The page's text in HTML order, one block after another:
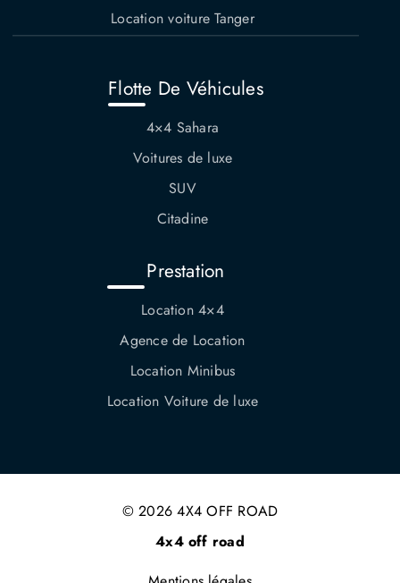
Location voiture Tanger
Flotte De Véhicules
4×4 Sahara
Voitures de luxe
SUV
Citadine
Prestation
Location 4×4
Agence de Location
Location Minibus
Location Voiture de luxe
© 2026 4X4 OFF ROAD
4x4 off road